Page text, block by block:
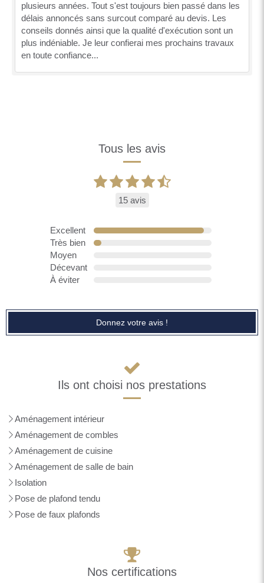
plusieurs années. Tout s'est toujours bien passé dans les
délais annoncés sans surcout comparé au devis. Les
conseils donnés ainsi que la qualité d'exécution sont un
plus indéniable. Je leur confierai mes prochains travaux
en toute confiance...
Tous les avis
15 avis
Excellent
Très bien
Moyen
Décevant
À éviter
Donnez votre avis !
Ils ont choisi nos prestations
Aménagement intérieur
Aménagement de combles
Aménagement de cuisine
Aménagement de salle de bain
Isolation
Pose de plafond tendu
Pose de faux plafonds
Nos certifications